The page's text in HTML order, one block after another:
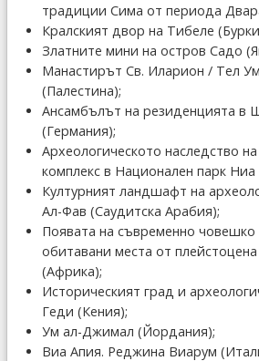
традиции Сима от периода
Кралският двор на Тибеле
Златните мини на остров Садо
Манастирът Св. Иларион / Тел
(Палестина);
Ансамбълът на резиденцията в
(Германия);
Археологическото наследство
комплекс в Национален парк
Културният ландшафт на
Ал-Фав (Саудитска Арабия);
Появата на съвременно човешко
обитавани места от
(Африка);
Историческият град и
Геди (Кения);
Ум ал-Джимал (Йордания);
Виа Апия. Реджина Виарум